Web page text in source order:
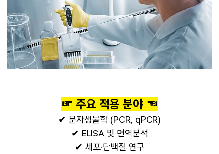
☞ 주요 적용 분야 ☜
✔ 분자생물학 (PCR, qPCR)
✔ ELISA 및 면역분석
✔ 세포·단백질 연구